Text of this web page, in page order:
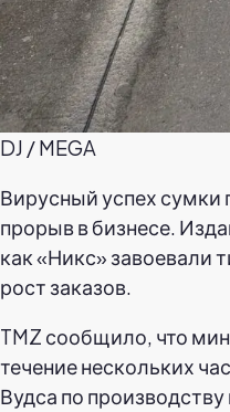
DJ / MEGA
Вирусный успех сумки
прорыв в бизнесе.
как «Никс» завоевали
рост заказов.
TMZ сообщило, что
течение нескольких
Вудса по